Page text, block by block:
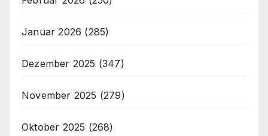
Januar 2026 (285)
Dezember 2025 (347)
November 2025 (279)
Oktober 2025 (268)